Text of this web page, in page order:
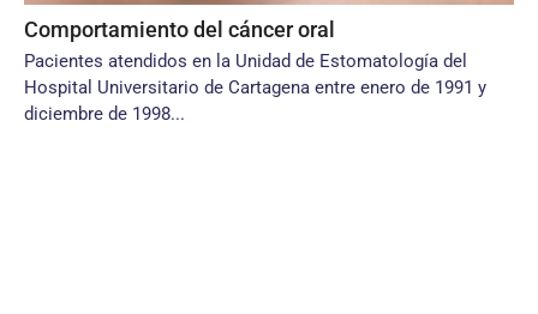
Comportamiento del cáncer oral
Pacientes atendidos en la Unidad de Estomatología del
Hospital Universitario de Cartagena entre enero de 1991 y
diciembre de 1998...